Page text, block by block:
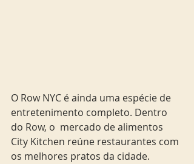
O Row NYC é ainda uma espécie de
entretenimento completo. Dentro
do Row, o  mercado de alimentos
City Kitchen reúne restaurantes com
os melhores pratos da cidade.